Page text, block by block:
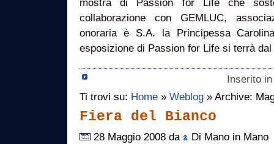
mostra di Passion for Life che
collaborazione con GEMLUC,
onoraria è S.A. la Principessa
esposizione di Passion for Life si terrà
Inserito
Ti trovi su: Home » Weblog » Archive:
Fiera del Bianco
28 Maggio 2008 da
Di Mano in Mano